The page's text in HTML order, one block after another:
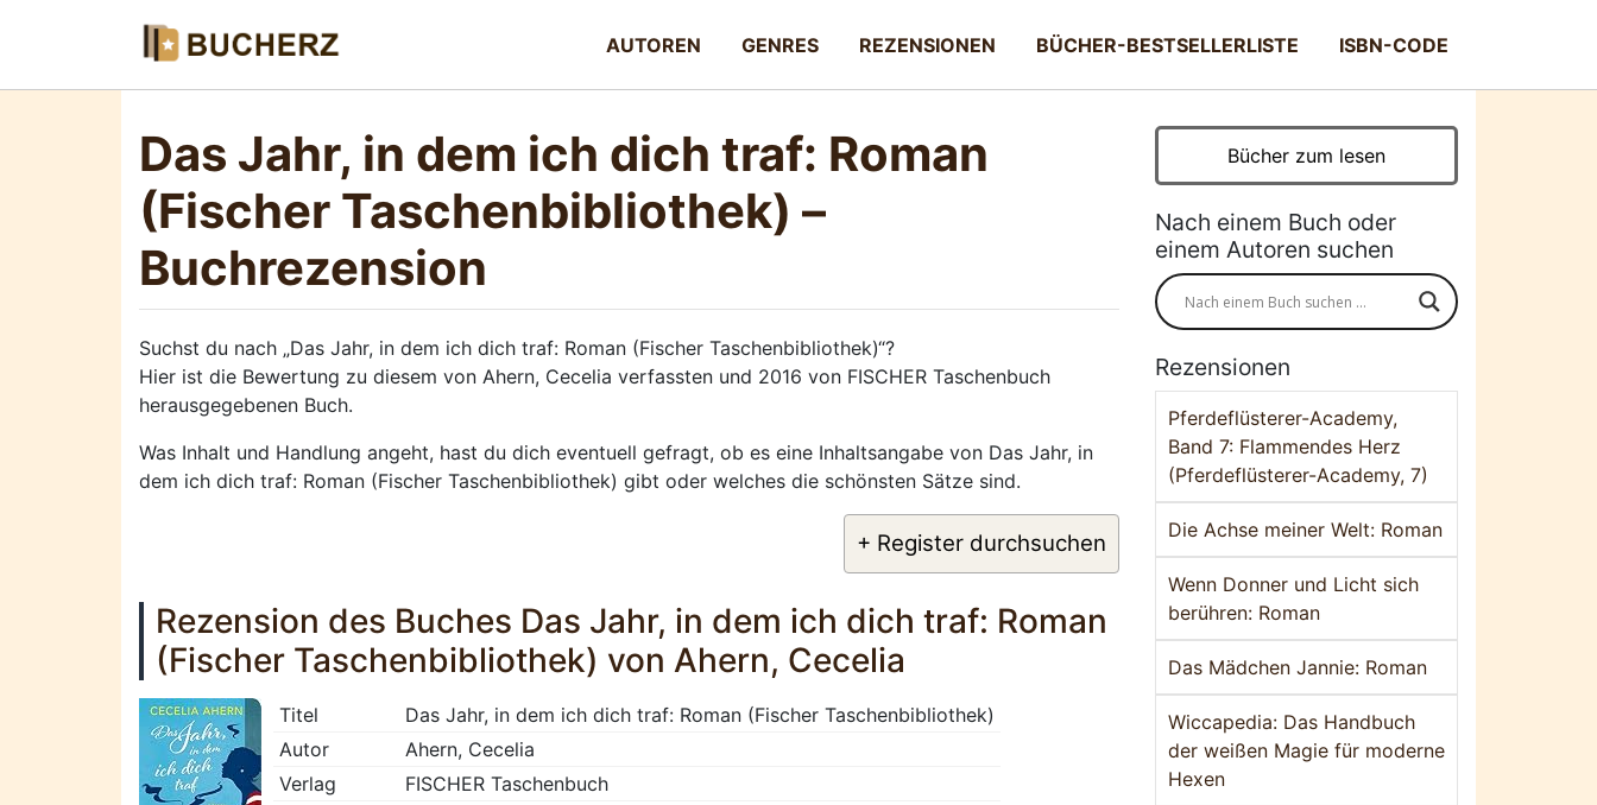
AUTOREN GENRES REZENSIONEN BÜCHER-BESTSELLERLISTE ISBN-CODE
Das Jahr, in dem ich dich traf: Roman
(Fischer Taschenbibliothek) –
Buchrezension
Suchst du nach „Das Jahr, in dem ich dich traf: Roman (Fischer Taschenbibliothek)“?
Hier ist die Bewertung zu diesem von Ahern, Cecelia verfassten und 2016 von FISCHER Taschenbuch
herausgegebenen Buch.
Was Inhalt und Handlung angeht, hast du dich eventuell gefragt, ob es eine Inhaltsangabe von Das Jahr, in
dem ich dich traf: Roman (Fischer Taschenbibliothek) gibt oder welches die schönsten Sätze sind.
+ Register durchsuchen
Rezension des Buches Das Jahr, in dem ich dich traf: Roman
(Fischer Taschenbibliothek) von Ahern, Cecelia
Titel
Das Jahr, in dem ich dich traf: Roman (Fischer Taschenbibliothek)
Autor
Ahern, Cecelia
Verlag
FISCHER Taschenbuch
Bücher zum lesen
Nach einem Buch oder
einem Autoren suchen
Rezensionen
Pferdeflüsterer-Academy,
Band 7: Flammendes Herz
(Pferdeflüsterer-Academy, 7)
Die Achse meiner Welt: Roman
Wenn Donner und Licht sich
berühren: Roman
Das Mädchen Jannie: Roman
Wiccapedia: Das Handbuch
der weißen Magie für moderne
Hexen